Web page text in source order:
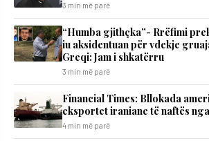
3 min më parë
“Humba gjithçka”- Rrëfimi
iu aksidentuan për vdekje
Greqi: Jam i shkatërru
3 min më parë
Financial Times: Bllokada
eksportet iraniane të naftës
4 min më parë